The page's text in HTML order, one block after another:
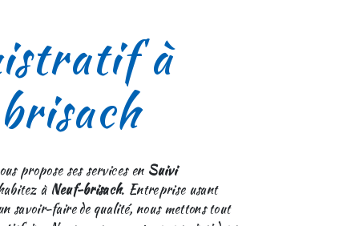
à
propose ses services en Suivi
à Neuf-brisach. Entreprise usant
savoir-faire de qualité, nous mettons tout